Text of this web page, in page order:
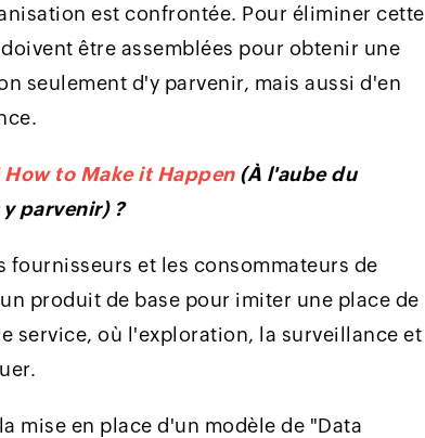
est confrontée. Pour éliminer cette
être assemblées pour obtenir une
seulement d'y parvenir, mais aussi d'en
to Make it Happen(À l'aube du
parvenir) ?
fournisseurs et les consommateurs de
produit de base pour imiter une place de
service, où l'exploration, la surveillance et
mise en place d'un modèle de "Data